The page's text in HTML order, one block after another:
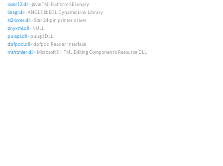
ioser12.dll- Java(TM) Platform SE binary
libegl.dll- ANGLE libEGL Dynamic Link Library
st24cres.dll- Star 24-pin printer driver
tinyxml.dll- NULL
puiapi.dll- puiapi DLL
dpfpdd.dll- dpfpdd Reader Interface
mshtmler.dll- Microsoft® HTML Editing Component's Resource DLL